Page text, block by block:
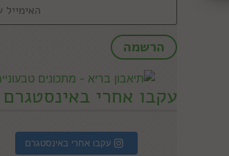
עקבו אחרי באינסטגרם
עקבו אחרי באינסטגרם